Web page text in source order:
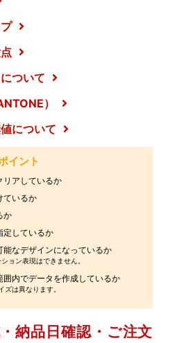
ついて
）
について
イント
リアしているか
ているか
か
定しているか
なデザインになっているか
ョン表現はできません。
内でデータを作成しているか
は異なります。
納品日確認・ご注文